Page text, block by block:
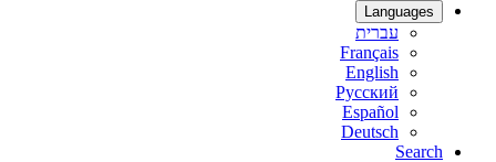
Languages
עברית
Français
English
Русский
Español
Deutsch
Search